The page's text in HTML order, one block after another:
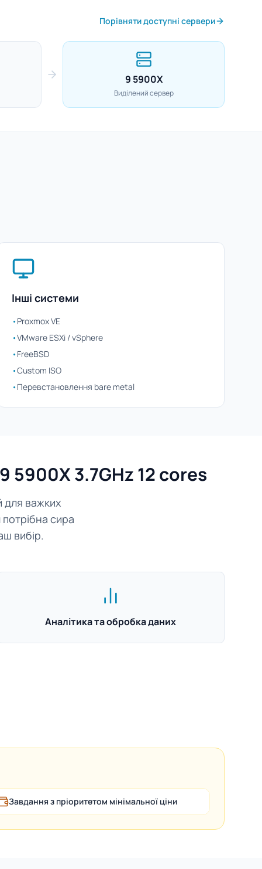
Порівняти доступні сервери
9 5900X
Виділений сервер
Інші системи
•Proxmox VE
•VMware ESXi / vSphere
•FreeBSD
•Custom ISO
•Перевстановлення bare metal
5900X 3.7GHz 12 cores
для важких
сира
вибір.
Аналітика та обробка даних
Завдання з пріоритетом мінімальної ціни